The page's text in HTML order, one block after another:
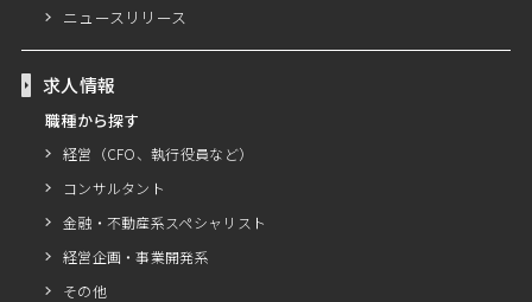
ニュースリリース
求人情報
職種から探す
経営（CFO、執行役員など）
コンサルタント
金融・不動産系スペシャリスト
経営企画・事業開発系
その他